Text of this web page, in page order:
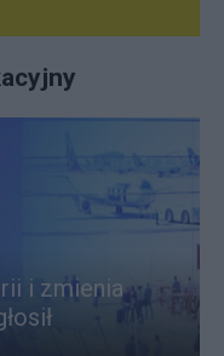
i zmienia